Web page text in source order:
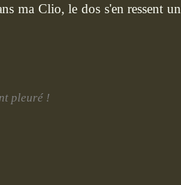
ma Clio, le dos s'en ressent un
pleuré !